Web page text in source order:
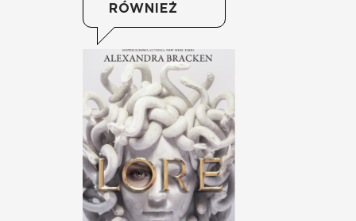
RÓWNIEŻ